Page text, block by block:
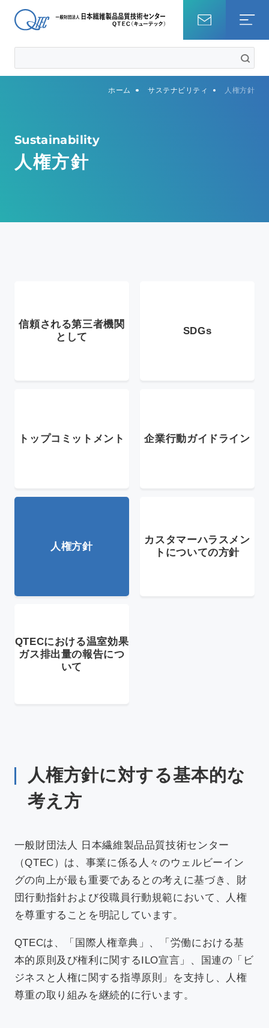
JA EN
知識・コラム
QTECについて
アクセス
ホーム サステナビリティ 人権方針
Sustainability
人権方針
信頼される第三者機関
として
SDGs
トップコミットメント 企業行動ガイドライン
人権方針
カスタマーハラスメン
トについての方針
QTECにおける温室効果
ガス排出量の報告につ
いて
人権方針に対する基本的な
考え方
一般財団法人 日本繊維製品品質技術センター
（QTEC）は、事業に係る人々のウェルビーイン
グの向上が最も重要であるとの考えに基づき、財
団行動指針および役職員行動規範において、人権
を尊重することを明記しています。
QTECは、「国際人権章典」、「労働における基
本的原則及び権利に関するILO宣言」、国連の「ビ
ジネスと人権に関する指導原則」を支持し、人権
尊重の取り組みを継続的に行います。